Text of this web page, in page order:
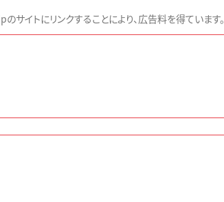
イトにリンクすることにより、広告料を得ています。